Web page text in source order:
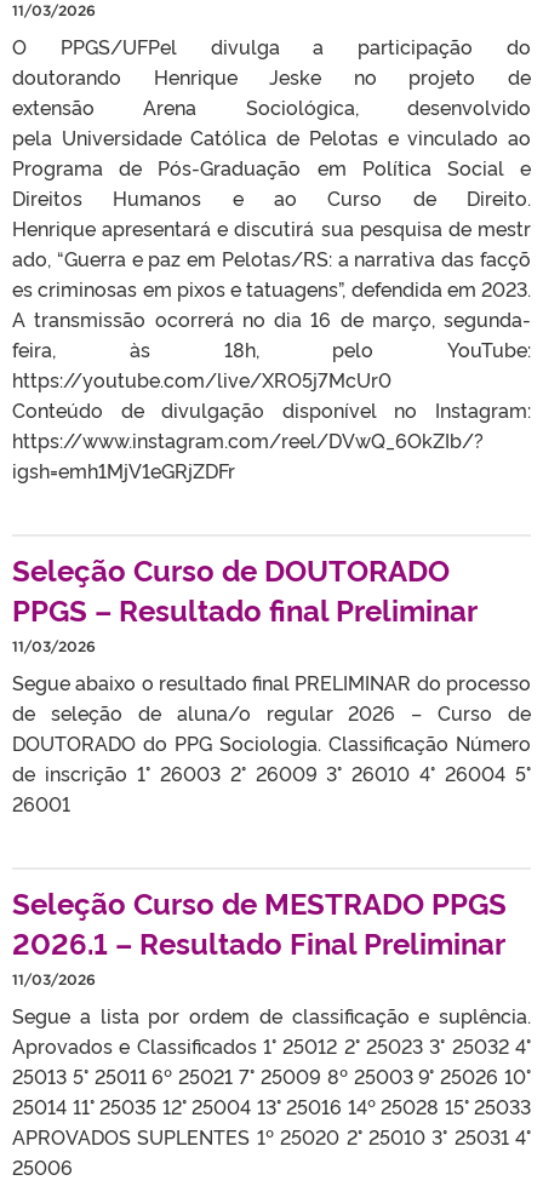
11/03/2026
O PPGS/UFPel divulga a participação do
doutorando Henrique Jeske no projeto de
extensão Arena Sociológica, desenvolvido
pela Universidade Católica de Pelotas e vinculado ao
Programa de Pós-Graduação em Política Social e
Direitos Humanos e ao Curso de Direito.
Henrique apresentará e discutirá sua pesquisa de mestr
ado, “Guerra e paz em Pelotas/RS: a narrativa das facçõ
es criminosas em pixos e tatuagens”, defendida em 2023.
A transmissão ocorrerá no dia 16 de março, segunda-
feira, às 18h, pelo YouTube:
https://youtube.com/live/XRO5j7McUr0
Conteúdo de divulgação disponível no Instagram:
https://www.instagram.com/reel/DVwQ_6OkZIb/?
igsh=emh1MjV1eGRjZDFr
Seleção Curso de DOUTORADO
PPGS – Resultado final Preliminar
11/03/2026
Segue abaixo o resultado final PRELIMINAR do processo
de seleção de aluna/o regular 2026 – Curso de
DOUTORADO do PPG Sociologia. Classificação Número
de inscrição 1° 26003 2° 26009 3° 26010 4° 26004 5°
26001
Seleção Curso de MESTRADO PPGS
2026.1 – Resultado Final Preliminar
11/03/2026
Segue a lista por ordem de classificação e suplência.
Aprovados e Classificados 1° 25012 2° 25023 3° 25032 4°
25013 5° 25011 6º 25021 7° 25009 8º 25003 9° 25026 10°
25014 11° 25035 12° 25004 13° 25016 14º 25028 15° 25033
APROVADOS SUPLENTES 1º 25020 2° 25010 3° 25031 4°
25006